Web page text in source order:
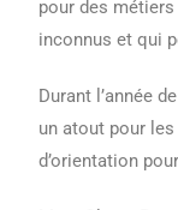
pour des
inconnus et qui
Durant l’année
un atout pour
d’orientation